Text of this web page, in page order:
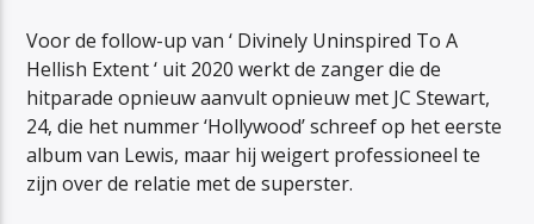
Voor de follow-up van ‘ Divinely Uninspired To A
Hellish Extent ‘ uit 2020 werkt de zanger die de
hitparade opnieuw aanvult opnieuw met JC Stewart,
24, die het nummer ‘Hollywood’ schreef op het eerste
album van Lewis, maar hij weigert professioneel te
zijn over de relatie met de superster.